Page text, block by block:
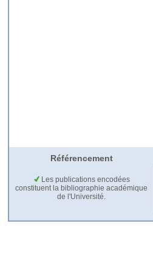
Référencement
Les publications encodées
constituent la bibliographie académique
de l'Université.